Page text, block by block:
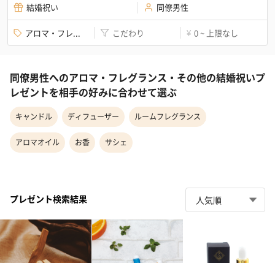
結婚祝い 同僚男性
アロマ・フレ... こだわり ¥ 0 ~ 上限なし
同僚男性へのアロマ・フレグランス・その他の結婚祝いプ
レゼントを相手の好みに合わせて選ぶ
キャンドル ディフューザー ルームフレグランス
アロマオイル お香 サシェ
プレゼント検索結果